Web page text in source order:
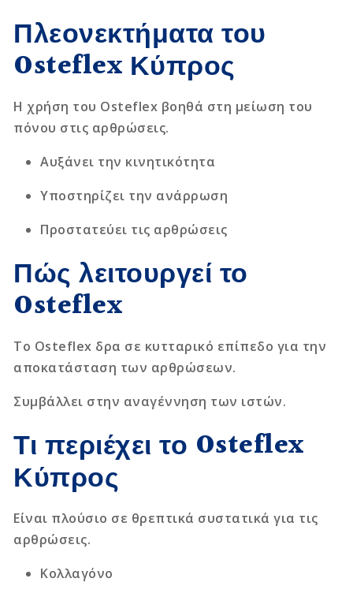
Πλεονεκτήματα του
Osteflex Κύπρος
Η χρήση του Osteflex βοηθά στη μείωση του
πόνου στις αρθρώσεις.
Αυξάνει την κινητικότητα
Υποστηρίζει την ανάρρωση
Προστατεύει τις αρθρώσεις
Πώς λειτουργεί το
Osteflex
Το Osteflex δρα σε κυτταρικό επίπεδο για την
αποκατάσταση των αρθρώσεων.
Συμβάλλει στην αναγέννηση των ιστών.
Τι περιέχει το Osteflex
Κύπρος
Είναι πλούσιο σε θρεπτικά συστατικά για τις
αρθρώσεις.
Κολλαγόνο